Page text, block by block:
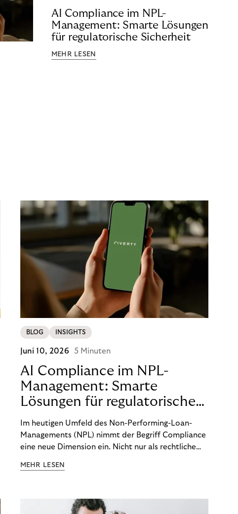
AI Compliance im NPL-
Management: Smarte Lösungen
für regulatorische Sicherheit
MEHR LESEN
BLOG INSIGHTS
Juni 10, 2026 5 Minuten
AI Compliance im NPL-
Management: Smarte
Lösungen für regulatorische
Sicherheit
Im heutigen Umfeld des Non-Performing-Loan-
Managements (NPL) nimmt der Begriff Compliance
eine neue Dimension ein. Nicht nur als rechtliche
Wettbewerbsvorteil. In einem Umfeld steigender
(DSGVO) – geraten viele Unternehmen an die
MEHR LESEN